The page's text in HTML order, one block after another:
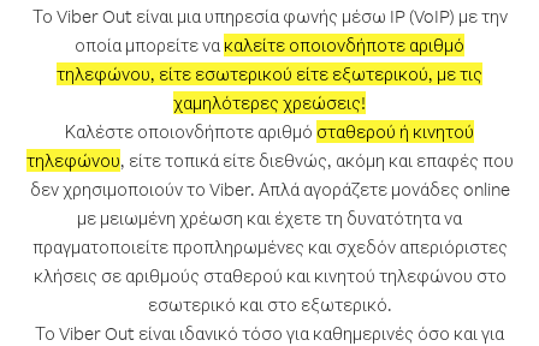
Το Viber Out είναι μια υπηρεσία φωνής μέσω IP (VoIP) με την
οποία μπορείτε να καλείτε οποιονδήποτε αριθμό
τηλεφώνου, είτε εσωτερικού είτε εξωτερικού, με τις
χαμηλότερες χρεώσεις!
Καλέστε οποιονδήποτε αριθμό σταθερού ή κινητού
τηλεφώνου, είτε τοπικά είτε διεθνώς, ακόμη και επαφές που
δεν χρησιμοποιούν το Viber. Απλά αγοράζετε μονάδες online
με μειωμένη χρέωση και έχετε τη δυνατότητα να
πραγματοποιείτε προπληρωμένες και σχεδόν απεριόριστες
κλήσεις σε αριθμούς σταθερού και κινητού τηλεφώνου στο
εσωτερικό και στο εξωτερικό.
Το Viber Out είναι ιδανικό τόσο για καθημερινές όσο και για